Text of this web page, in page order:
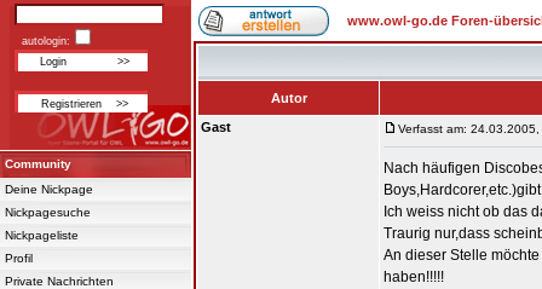
autologin:
Community
Deine Nickpage
Nickpagesuche
Nickpageliste
Profil
Private Nachrichten
www.owl-go.de Foren-
Autor
Gast
Verfasst am:
Nach häufigen
Ich weiss nicht ob das
Traurig nur,dass
An dieser Stelle
haben!!!!!